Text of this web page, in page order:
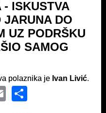
ISKUSTVA
DO
UZ PODRŠKU
SAMOG
polaznika je Ivan Livić.
E